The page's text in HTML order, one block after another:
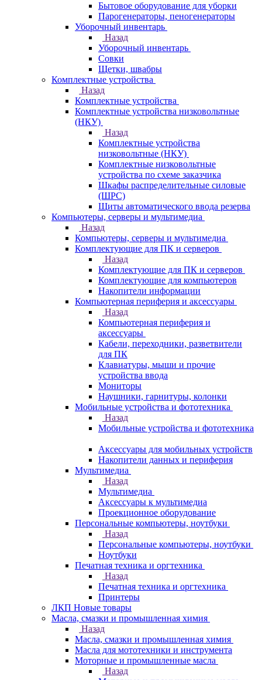
Бытовое оборудование для уборки
Парогенераторы, пеногенераторы
Уборочный инвентарь
Назад
Уборочный инвентарь
Совки
Щетки, швабры
Комплектные устройства
Назад
Комплектные устройства
Комплектные устройства низковольтные
(НКУ)
Назад
Комплектные устройства
низковольтные (НКУ)
Комплектные низковольтные
устройства по схеме заказчика
Шкафы распределительные силовые
(ШРС)
Щиты автоматического ввода резерва
Компьютеры, серверы и мультимедиа
Назад
Компьютеры, серверы и мультимедиа
Комплектующие для ПК и серверов
Назад
Комплектующие для ПК и серверов
Комплектующие для компьютеров
Накопители информации
Компьютерная периферия и аксессуары
Назад
Компьютерная периферия и
аксессуары
Кабели, переходники, разветвители
для ПК
Клавиатуры, мыши и прочие
устройства ввода
Мониторы
Наушники, гарнитуры, колонки
Мобильные устройства и фототехника
Назад
Мобильные устройства и фототехника
Аксессуары для мобильных устройств
Накопители данных и периферия
Мультимедиа
Назад
Мультимедиа
Аксессуары к мультимедиа
Проекционное оборудование
Персональные компьютеры, ноутбуки
Назад
Персональные компьютеры, ноутбуки
Ноутбуки
Печатная техника и оргтехника
Назад
Печатная техника и оргтехника
Принтеры
ЛКП Новые товары
Масла, смазки и промышленная химия
Назад
Масла, смазки и промышленная химия
Масла для мототехники и инструмента
Моторные и промышленные масла
Назад